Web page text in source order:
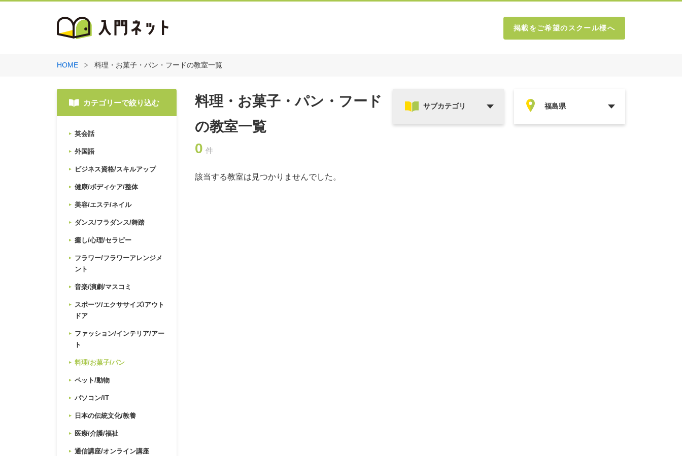
掲載をご希望のスクール様へ
HOME 料理・お菓子・パン・フードの教室一覧
カテゴリーで絞り込む
英会話
外国語
ビジネス資格/スキルアップ
健康/ボディケア/整体
美容/エステ/ネイル
ダンス/フラダンス/舞踏
癒し/心理/セラピー
フラワー/フラワーアレンジメ
ント
音楽/演劇/マスコミ
スポーツ/エクササイズ/アウト
ドア
ファッション/インテリア/アー
ト
料理/お菓子/パン
ペット/動物
パソコン/IT
日本の伝統文化/教養
医療/介護/福祉
通信講座/オンライン講座
料理・お菓子・パン・フード
の教室一覧
0 件
該当する教室は見つかりませんでした。